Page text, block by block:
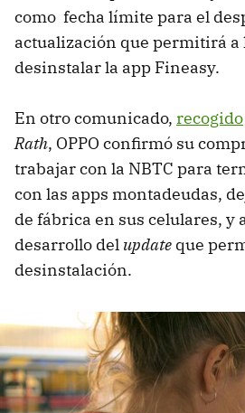
como fecha límite para el
actualización que permitirá a
desinstalar la app Fineasy.
En otro comunicado, recogido
Rath, OPPO confirmó su
trabajar con la NBTC para
con las apps montadeudas,
de fábrica en sus celulares, y
desarrollo del update que
desinstalación.